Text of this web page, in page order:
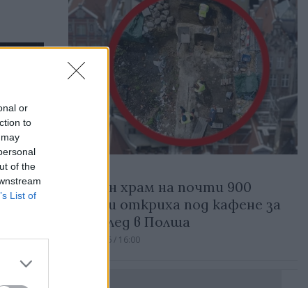
or
to
of the
List of
Древен храм на почти 900
години откриха под кафене за
сладолед в Полша
07.08.2026 / 16:00